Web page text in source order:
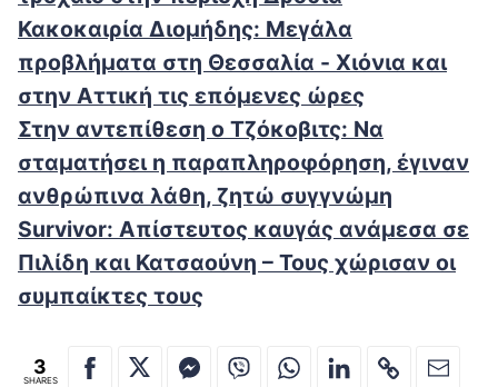
Κακοκαιρία Διομήδης: Μεγάλα
προβλήματα στη Θεσσαλία - Xιόνια και
στην Αττική τις επόμενες ώρες
Στην αντεπίθεση ο Τζόκοβιτς: Να
σταματήσει η παραπληροφόρηση, έγιναν
ανθρώπινα λάθη, ζητώ συγγνώμη
Survivor: Απίστευτος καυγάς ανάμεσα σε
Πιλίδη και Κατσαούνη – Τους χώρισαν οι
συμπαίκτες τους
3
SHARES